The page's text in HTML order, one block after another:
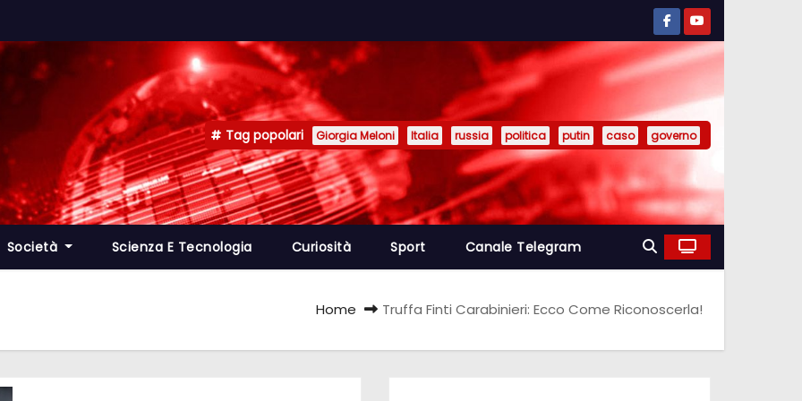
Tag popolari Giorgia Meloni Italia russia politica putin caso governo
Società Scienza E Tecnologia Curiosità Sport Canale Telegram
Home Truffa Finti Carabinieri: Ecco Come Riconoscerla!